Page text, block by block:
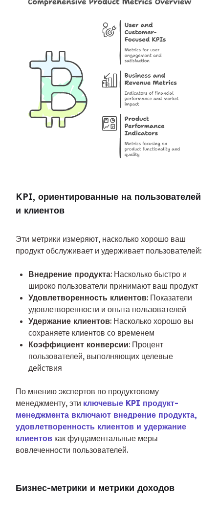
KPI, ориентированные на пользователей
и клиентов
Эти метрики измеряют, насколько хорошо ваш
продукт обслуживает и удерживает пользователей:
Внедрение продукта: Насколько быстро и
широко пользователи принимают ваш продукт
Удовлетворенность клиентов: Показатели
удовлетворенности и опыта пользователей
Удержание клиентов: Насколько хорошо вы
сохраняете клиентов со временем
Коэффициент конверсии: Процент
пользователей, выполняющих целевые
действия
По мнению экспертов по продуктовому
менеджменту, эти ключевые KPI продукт-
менеджмента включают внедрение продукта,
удовлетворенность клиентов и удержание
клиентов как фундаментальные меры
вовлеченности пользователей.
Бизнес-метрики и метрики доходов